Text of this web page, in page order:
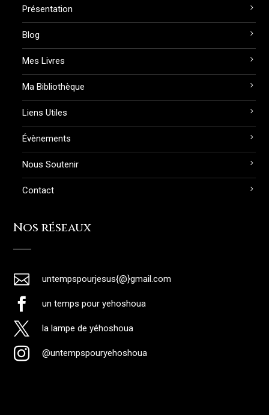
Présentation
Blog
Mes Livres
Ma Bibliothèque
Liens Utiles
Évènements
Nous Soutenir
Contact
Nos réseaux
 untempspourjesus{@}gmail.com
 un temps pour yehoshoua
 la lampe de yéhoshoua
 @untempspouryehoshoua